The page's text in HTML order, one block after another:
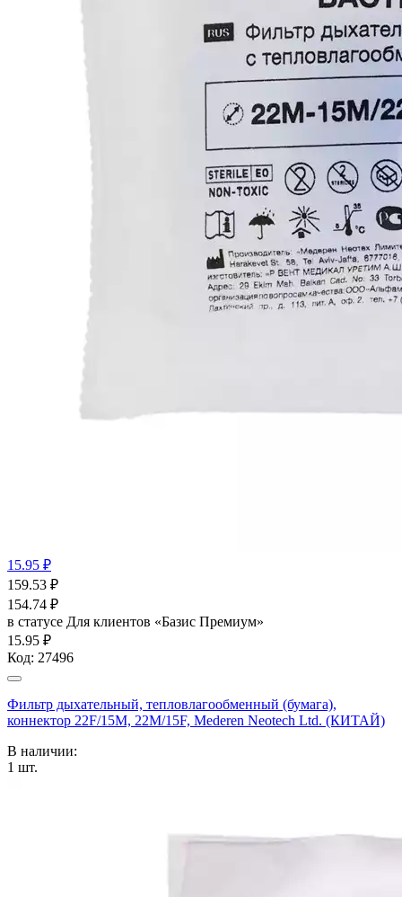
15.95 ₽
159.53 ₽
154.74 ₽
в статусе Для клиентов «Базис Премиум»
15.95 ₽
Код: 27496
Фильтр дыхательный, тепловлагообменный (бумага),
коннектор 22F/15M, 22M/15F, Mederen Neotech Ltd. (КИТАЙ)
В наличии:
1 шт.